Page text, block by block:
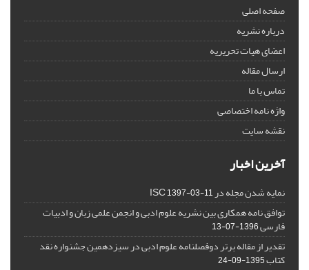
صفحه اصلی
درباره نشریه
اعضای هیات تحریریه
ارسال مقاله
تماس با ما
واژه نامه اختصاصی
نقشه سایت
آخرین اخبار
نمایه شدن مجله در ISC1397-03-11
توافق نامه همکاری بین نشریه علوم ادبی و انجمن علمی زبان و ادبیات
فارسی1396-07-13
تقدیر از مقاله برتر دوفصلنامه علوم ادبی در سیزدهمین جشنواره نقد
کتاب1395-09-24